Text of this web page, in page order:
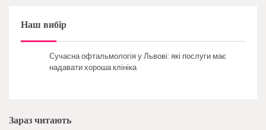
Наш вибір
Сучасна офтальмологія у Львові: які послуги має
надавати хороша клініка
Зараз читають